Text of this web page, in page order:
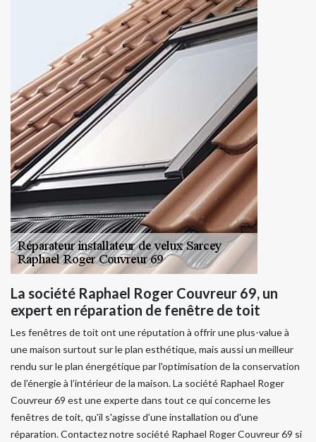
La société Raphael Roger Couvreur 69, un
expert en réparation de fenêtre de toit
Les fenêtres de toit ont une réputation à offrir une plus-value à
une maison surtout sur le plan esthétique, mais aussi un meilleur
rendu sur le plan énergétique par l'optimisation de la conservation
de l’énergie à l’intérieur de la maison. La société Raphael Roger
Couvreur 69 est une experte dans tout ce qui concerne les
fenêtres de toit, qu'il s'agisse d’une installation ou d'une
réparation. Contactez notre société Raphael Roger Couvreur 69 si